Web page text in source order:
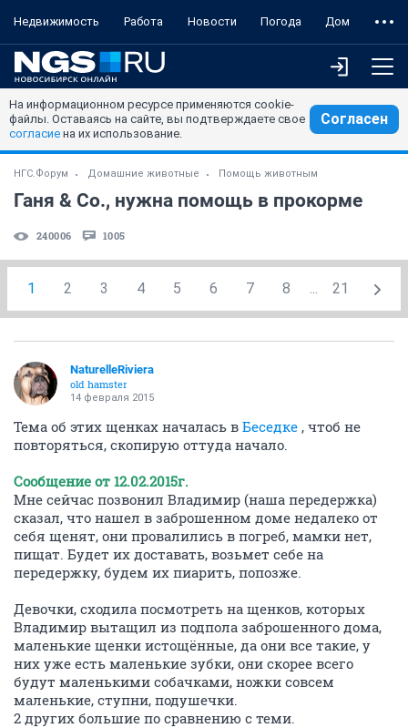
Недвижимость Работа Новости Погода Дом
На информационном ресурсе применяются cookie-
файлы. Оставаясь на сайте, вы подтверждаете свое
согласие на их использование.
Согласен
НГС.Форум Домашние животные Помощь животным
Ганя & Co., нужна помощь в прокорме
240006 1005
1 2 3 4 5 6 7 8 ... 21
NaturelleRiviera
old hamster
14 февраля 2015
Тема об этих щенках началась в Беседке , чтоб не
повторяться, скопирую оттуда начало.
Сообщение от 12.02.2015г.
Мне сейчас позвонил Владимир (наша передержка)
сказал, что нашел в заброшенном доме недалеко от
себя щенят, они провалились в погреб, мамки нет,
пищат. Будет их доставать, возьмет себе на
передержку, будем их пиарить, попозже.
Девочки, сходила посмотреть на щенков, которых
Владимир вытащил из подпола заброшенного дома,
маленькие щенки истощённые, да они все такие, у
них уже есть маленькие зубки, они скорее всего
будут маленькими собачками, ножки совсем
маленькие, ступни, подушечки.
2 других большие по сравнению с теми.